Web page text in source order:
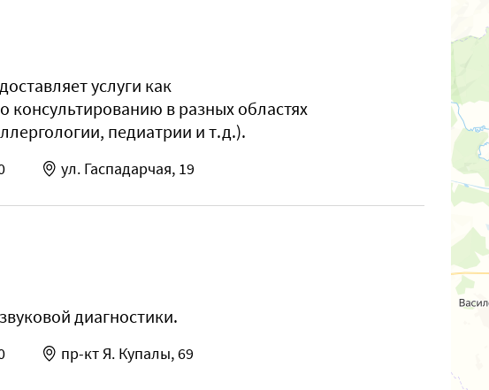
услуги как
консультированию в разных областях
педиатрии и т.д.).
ул. Гаспадарчая, 19
диагностики.
пр-кт Я. Купалы, 69